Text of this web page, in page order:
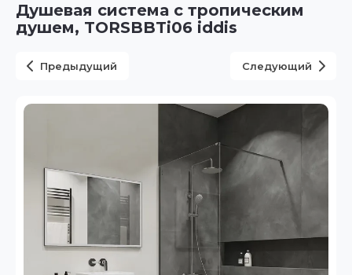
Душевая система с тропическим
душем, TORSBBTi06 iddis
Предыдущий Следующий